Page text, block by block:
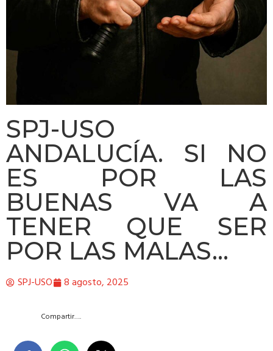
SPJ-USO
ANDALUCÍA. SI NO
ES POR LAS
BUENAS VA A
TENER QUE SER
POR LAS MALAS…
SPJ-USO 8 agosto, 2025
Compartir….